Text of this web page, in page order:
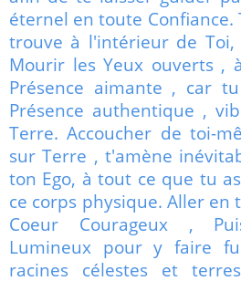
éternel en toute Confiance.
trouve à l'intérieur de Toi,
Mourir les Yeux ouverts ,
Présence aimante , car
Présence authentique ,
Terre. Accoucher de toi-
sur Terre , t'amène
ton Ego, à tout ce que tu
ce corps physique. Aller en
Coeur Courageux ,
Lumineux pour y faire
racines célestes et